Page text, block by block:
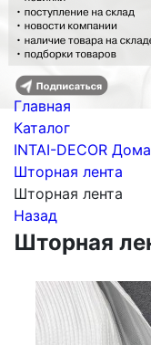
Главная
Каталог
INTAI-DECOR
Шторная лента
Шторная лента
Назад
Шторная